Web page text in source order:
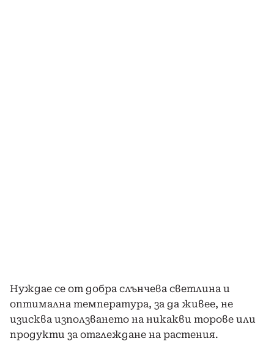
Нуждае се от добра слънчева светлина и
оптимална температура, за да живее, не
изисква използването на никакви торове или
продукти за отглеждане на растения.